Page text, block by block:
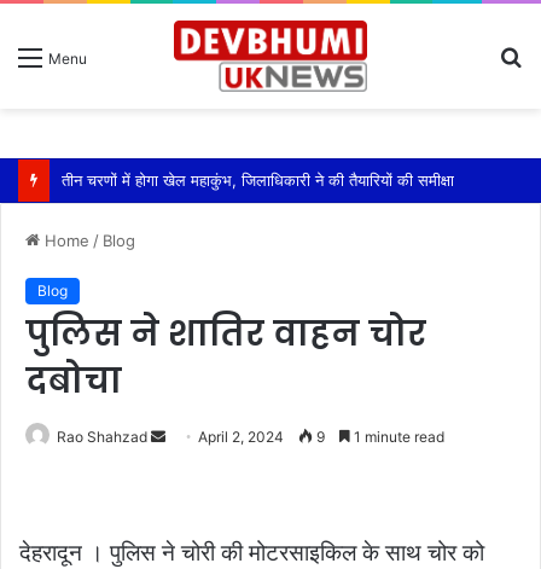
Menu
Home / Blog
Blog
पुलिस ने शातिर वाहन चोर
दबोचा
Rao Shahzad
SendApril 2, 2024 9 1 minute read
देहरादून । पुलिस ने चोरी की मोटरसाइकिल के साथ चोर को